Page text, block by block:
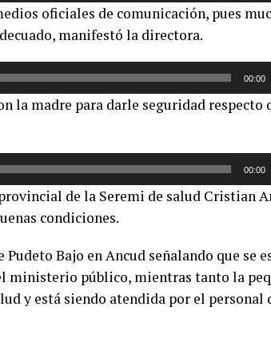
oficiales de comunicación, pues
manifestó la directora.
00:00
la madre para darle seguridad respecto
00:00
de la Seremi de salud Cristian
condiciones.
Bajo en Ancud señalando que se
ministerio público, mientras tanto la
y está siendo atendida por el personal